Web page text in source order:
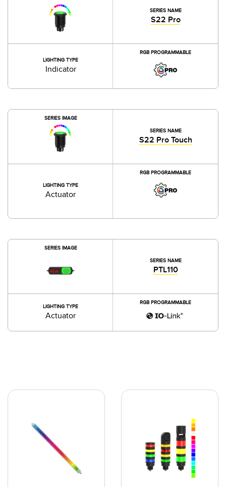
SERIES NAME
S22 Pro
LIGHTING TYPE
Indicator
RGB PROGRAMMABLE
SERIES IMAGE
SERIES NAME
S22 Pro Touch
LIGHTING TYPE
Actuator
RGB PROGRAMMABLE
SERIES IMAGE
SERIES NAME
PTL110
LIGHTING TYPE
Actuator
RGB PROGRAMMABLE